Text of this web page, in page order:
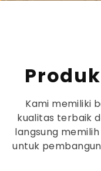
Kami memiliki
kualitas terbaik
langsung
untuk